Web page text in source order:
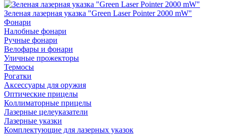
Зеленая лазерная указка "Green Laser Pointer 2000 mW"
Фонари
Налобные фонари
Ручные фонари
Велофары и фонари
Уличные прожекторы
Термосы
Рогатки
Аксессуары для оружия
Оптические прицелы
Коллиматорные прицелы
Лазерные целеуказатели
Лазерные указки
Комплектующие для лазерных указок